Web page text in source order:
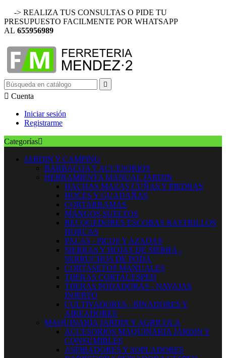
-> REALIZA TUS CONSULTAS O PIDE TU
PRESUPUESTO FACILMENTE POR WHATSAPP
AL 655956989

 Cuenta
Iniciar sesión
Registrarme
Categorías
JARDIN Y CAMPING
BARBACOA Y ACCESORIOS
HERRAMIENTA MANUAL JARDIN
HACHAS MAZAS CUÑAS Y PIEDRAS
HOCES Y GUADAÑAS
CORTARRAMAS
MANGOS SUELTOS
RECOGEDORES ESCOBAS RASTRILLOS
HORCAS
PALAS - PICOS Y AZADAS
SIERRAS Y HOJAS DE SIERRA -
SERRUCHOS DE PODA
CORTASETOS MANUALES
TIJERAS CORTACESPED
TIJERAS PODADORAS - NAVAJAS
INJERTO
CULTIVADORES - BINADORES Y
AIREADORES
MAQUINARIA JARDIN Y AGRICOLA
ACCESORIOS MAQUINARIA JARDIN Y
CONSUMIBLES
ASPIRADORES Y SOPLADORES